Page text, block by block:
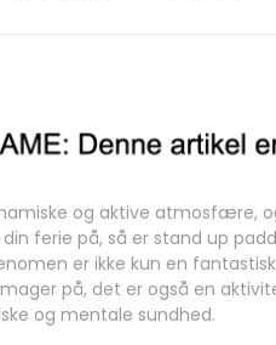
og aktive atmosfære,
ferie på, så er stand up
er ikke kun en
på, det er også en
og mentale sundhed.